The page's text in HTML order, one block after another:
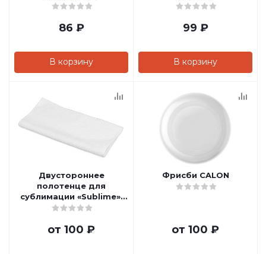
86 ₽
В корзину
99 ₽
В корзину
Двустороннее
полотенце для
сублимации «Sublime»,
30*30
от 100 ₽
Фрисби CALON
от 100 ₽